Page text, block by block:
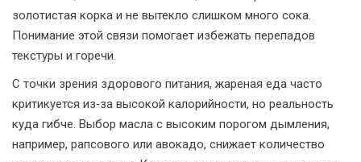
золотистая корка и не вытекло слишком много сока.
Понимание этой связи помогает избежать перепадов
текстуры и горечи.
С точки зрения здорового питания, жареная еда часто
критикуется из‑за высокой калорийности, но реальность
куда гибче. Выбор масла с высоким порогом дымления,
например, рапсового или авокадо, снижает количество